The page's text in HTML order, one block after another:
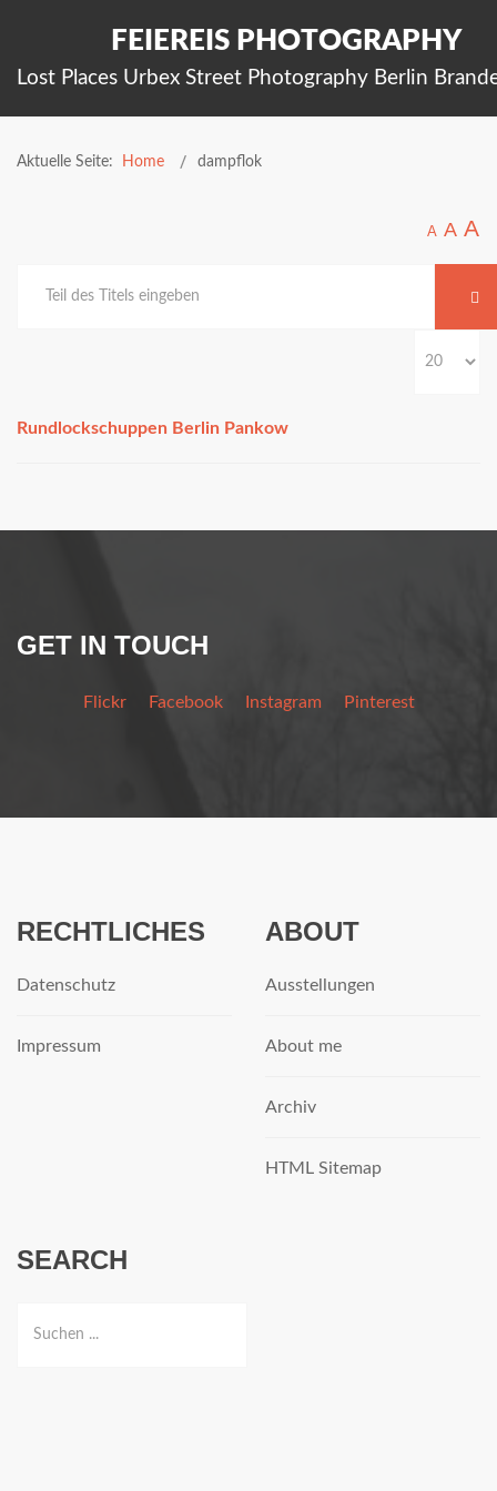
FEIEREIS PHOTOGRAPHY
Lost Places Urbex Street Photography Berlin
Aktuelle Seite: Home dampflok
A A A
Rundlockschuppen Berlin Pankow
GET IN TOUCH
Flickr Facebook Instagram Pinterest
RECHTLICHES
Datenschutz
Impressum
ABOUT
Ausstellungen
About me
Archiv
HTML Sitemap
SEARCH